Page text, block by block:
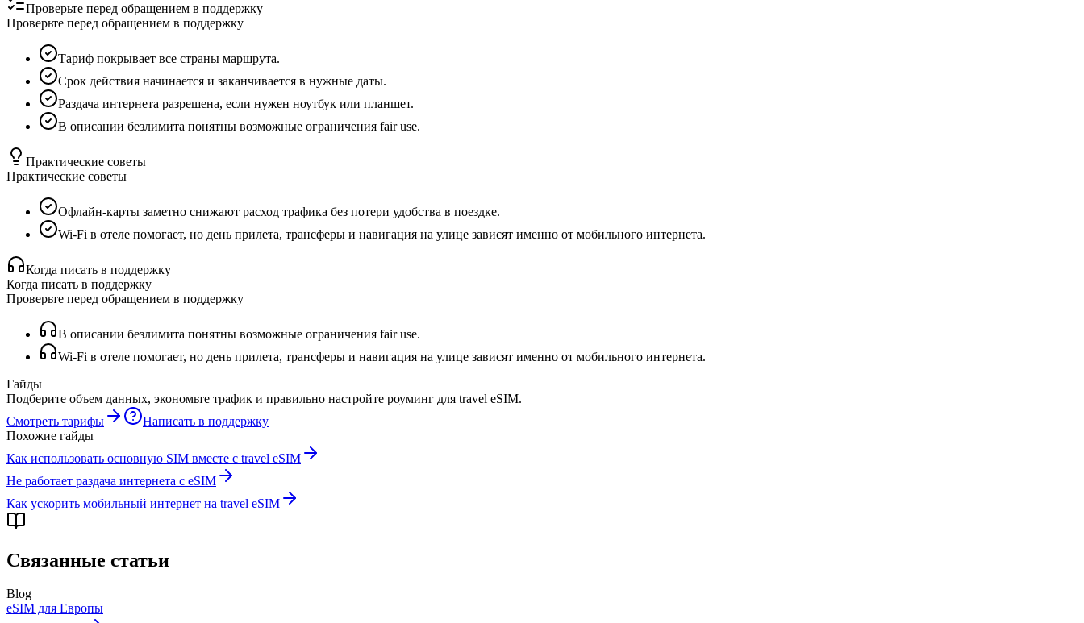
Проверьте перед обращением в поддержку
Проверьте перед обращением в поддержку
Тариф покрывает все страны маршрута.
Срок действия начинается и заканчивается в нужные даты.
Раздача интернета разрешена, если нужен ноутбук или планшет.
В описании безлимита понятны возможные ограничения fair use.
Практические советы
Практические советы
Офлайн-карты заметно снижают расход трафика без потери удобства в поездке.
Wi-Fi в отеле помогает, но день прилета, трансферы и навигация на улице зависят именно от мобильного интернета.
Когда писать в поддержку
Когда писать в поддержку
Проверьте перед обращением в поддержку
В описании безлимита понятны возможные ограничения fair use.
Wi-Fi в отеле помогает, но день прилета, трансферы и навигация на улице зависят именно от мобильного интернета.
Гайды
Подберите объем данных, экономьте трафик и правильно настройте роуминг для travel eSIM.
Смотреть тарифы
Написать в поддержку
Похожие гайды
Как использовать основную SIM вместе с travel eSIM
Не работает раздача интернета с eSIM
Как ускорить мобильный интернет на travel eSIM
Связанные статьи
Blog
eSIM для Европы